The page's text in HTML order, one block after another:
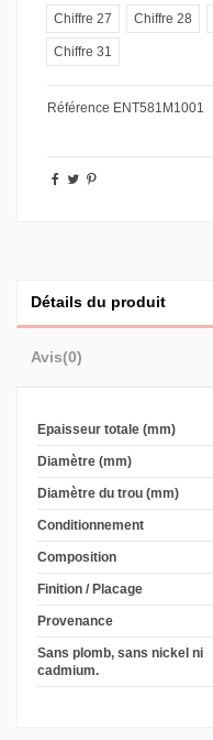
Chiffre 27 Chiffre 28
Chiffre 31
Référence ENT581M1001
Détails du produit
Avis(0)
Epaisseur totale (mm)
Diamètre (mm)
Diamètre du trou (mm)
Conditionnement
Composition
Finition / Placage
Provenance
Sans plomb, sans nickel ni
cadmium.